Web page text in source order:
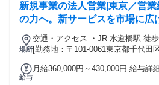
い ✅ 前職の経験を活かせる仕事がしたい ❯❯❯ こ
ードで探す方にも ＿.＿.＿.＿.＿.＿.
ンナー（FP） ・保険セールス、保
ートナー営業 ・代理店サポート営
ス、個人事業主、独立支援 ・高収
新規事業の法人営業|東京／営
の力へ。新サービスを市場に広
場所
交通・アクセス ・JR 水道橋駅 徒
水道橋駅 徒歩7分 ・東京メトロ東
[勤務地：〒101-0061東京都千代田
給与
月給360,000円～430,000円 給与